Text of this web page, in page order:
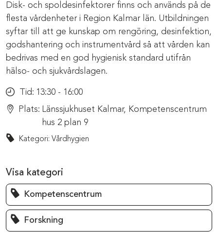
Disk- och spoldesinfektorer finns och används på de
flesta vårdenheter i Region Kalmar län. Utbildningen
syftar till att ge kunskap om rengöring, desinfektion,
godshantering och instrumentvård så att vården kan
bedrivas med en god hygienisk standard utifrån
hälso- och sjukvårdslagen.
Tid: 13:30 - 16:00
Plats: Länssjukhuset Kalmar, Kompetenscentrum
hus 2 plan 9
Kategori: Vårdhygien
Visa kategori
Kompetenscentrum
Forskning